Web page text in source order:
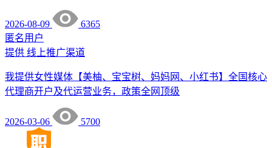
2026-08-09
6365
匿名用户
提供 线上推广渠道
我提供女性媒体【美柚、宝宝树、妈妈网、小红书】全国核心
代理商开户及代运营业务，政策全网顶级
2026-03-06 5700